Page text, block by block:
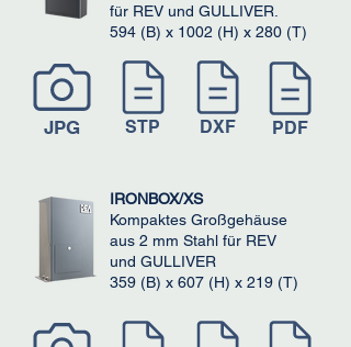
für REV und GULLIVER.
594 (B) x 1002 (H) x 280 (T)
JPG STP DXF PDF
IRONBOX/XS
Kompaktes Großgehäuse
aus 2 mm Stahl für REV
und GULLIVER
​359 (B) x 607 (H) x 219 (T)